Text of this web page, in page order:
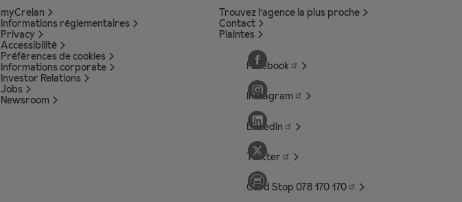
myCrelan
Informations réglementaires
Privacy
Accessibilité
Préférences de cookies
Informations corporate
Investor Relations
Jobs
Newsroom
Trouvez l'agence la plus proche
Contact
Plaintes
Facebook
Instagram
LinkedIn
Twitter
Card Stop 078 170170